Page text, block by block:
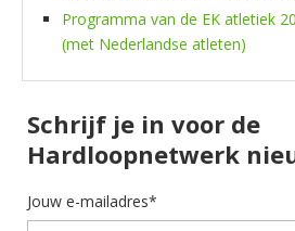
Programma van de EK atletiek
(met Nederlandse atleten)
Schrijf je in voor de
Hardloopnetwerk
Jouw e-mailadres*